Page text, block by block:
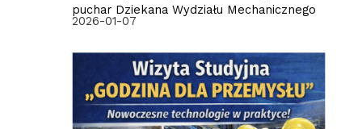
puchar Dziekana Wydziału Mechanicznego
2026-01-07